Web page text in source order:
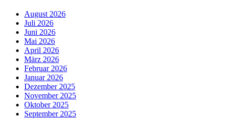
August 2026
Juli 2026
Juni 2026
Mai 2026
April 2026
März 2026
Februar 2026
Januar 2026
Dezember 2025
November 2025
Oktober 2025
September 2025